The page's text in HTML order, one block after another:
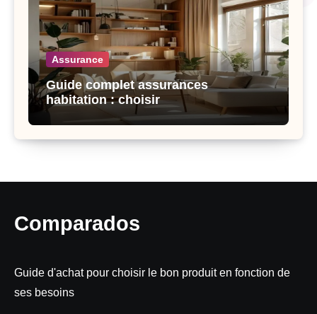
Assurance
Guide complet assurances
habitation : choisir
Comparados
Guide d'achat pour choisir le bon produit en fonction de
ses besoins